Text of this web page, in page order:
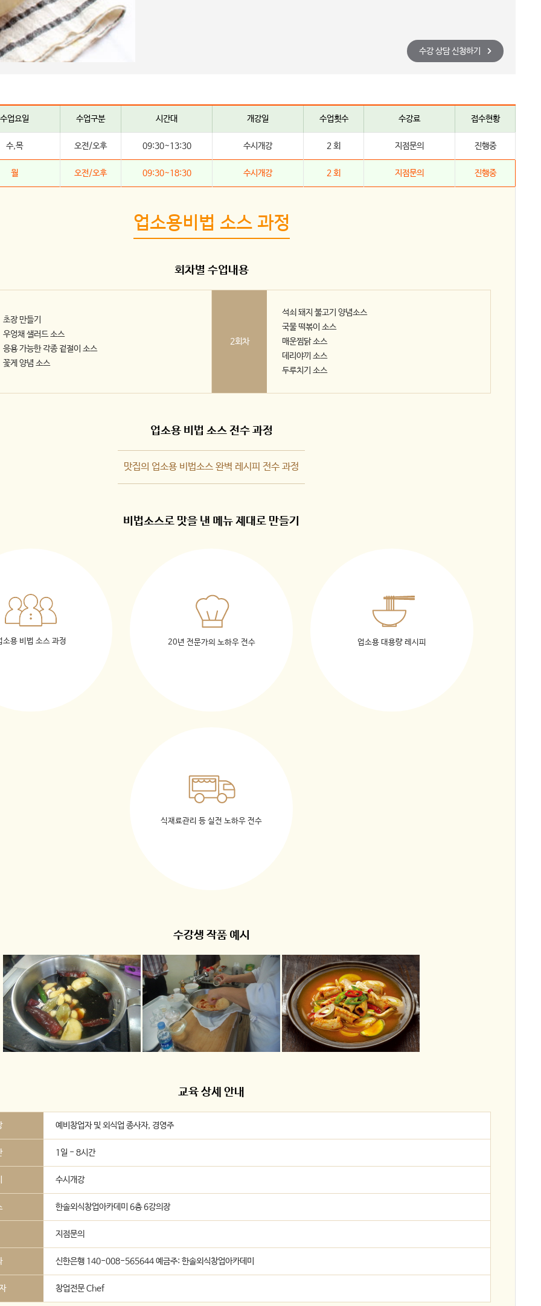
수강 상담 신청하기
수업요일 수업구분 시간대 개강일 수업횟수 수강료 접수현황
수,목 오전/오후 09:30~13:30 수시개강 2 회 지점문의 진행중
월 오전/오후 09:30~18:30 수시개강 2 회 지점문의 진행중
업소용비법 소스 과정
회차별 수업내용
초장 만들기
우엉채 샐러드 소스
응용 가능한 각종 겉절이 소스
꽃게 양념 소스
2회차
석쇠 돼지 불고기 양념소스
국물 떡볶이 소스
매운찜닭 소스
데리야끼 소스
두루치기 소스
업소용 비법 소스 전수 과정
맛집의 업소용 비법소스 완벽 레시피 전수 과정
비법소스로 맛을 낸 메뉴 제대로 만들기
소용 비법 소스 과정 20년 전문가의 노하우 전수 업소용 대용량 레시피
식재료관리 등 실전 노하우 전수
수강생 작품 예시
교육 상세 안내
예비창업자 및 외식업 종사자, 경영주
1일 - 8시간
수시개강
한솔외식창업아카데미 6층 6강의장
지점문의
신한은행 140-008-565644 예금주: 한솔외식창업아카데미
창업전문 Chef